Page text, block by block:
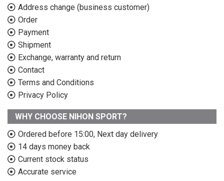
Address change (business customer)
Order
Payment
Shipment
Exchange, warranty and return
Contact
Terms and Conditions
Privacy Policy
WHY CHOOSE NIHON SPORT?
Ordered before 15:00, Next day delivery
14 days money back
Current stock status
Accurate service